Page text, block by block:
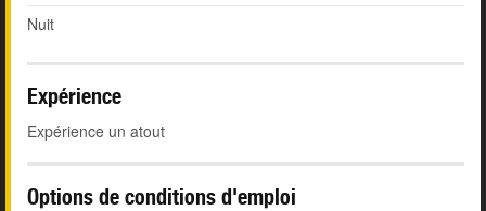
Nuit
Expérience
Expérience un atout
Options de conditions d'emploi